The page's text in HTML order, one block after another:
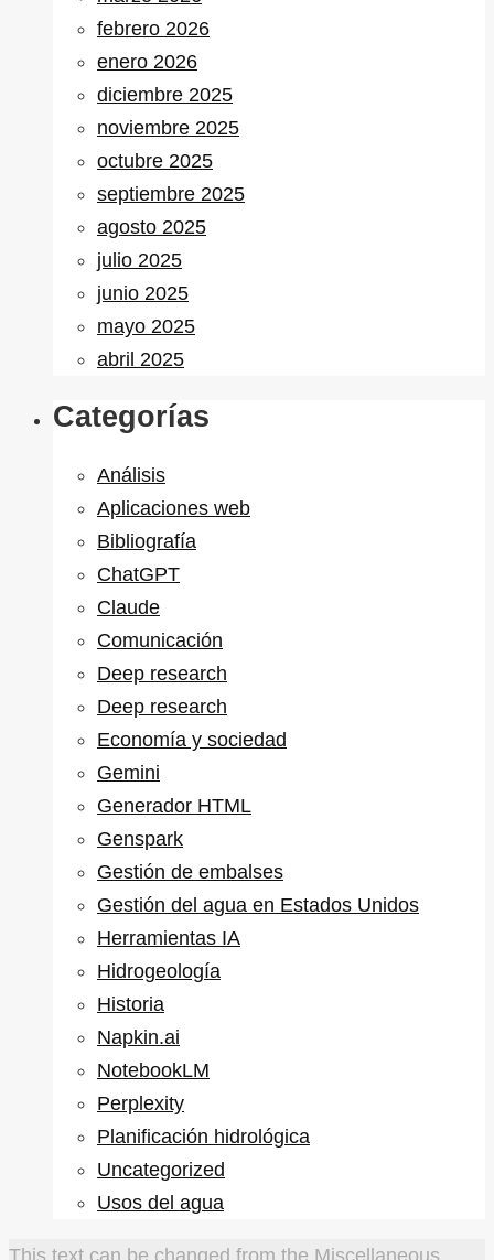
febrero 2026
enero 2026
diciembre 2025
noviembre 2025
octubre 2025
septiembre 2025
agosto 2025
julio 2025
junio 2025
mayo 2025
abril 2025
Categorías
Análisis
Aplicaciones web
Bibliografía
ChatGPT
Claude
Comunicación
Deep research
Deep research
Economía y sociedad
Gemini
Generador HTML
Genspark
Gestión de embalses
Gestión del agua en Estados Unidos
Herramientas IA
Hidrogeología
Historia
Napkin.ai
NotebookLM
Perplexity
Planificación hidrológica
Uncategorized
Usos del agua
This text can be changed from the Miscellaneous